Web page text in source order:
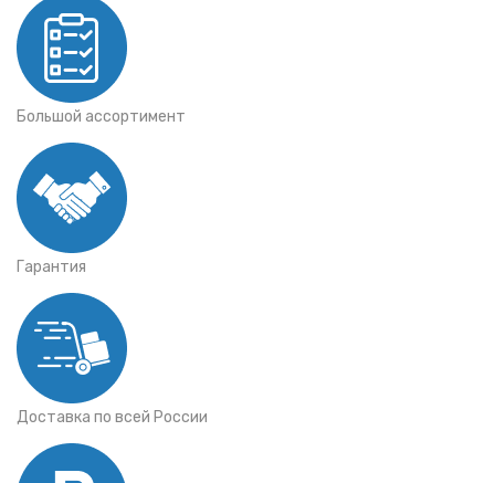
Большой ассортимент
Гарантия
Доставка по всей России